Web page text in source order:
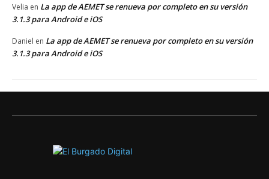
Velia en La app de AEMET se renueva por completo en su versión
3.1.3 para Android e iOS
Daniel en La app de AEMET se renueva por completo en su versión
3.1.3 para Android e iOS